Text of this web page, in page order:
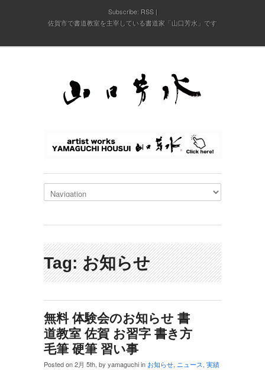
Subscribe: RSS
佐賀市で書道教室を主宰している書道家「山口芳水」です
Tag: お知らせ
無料 体験会のお知らせ 書
道教室 佐賀 お習字 書き方
毛筆 硬筆 習い事
Posted on 2月 5th, by yamaguchi in お知らせ, ニュース, 実績